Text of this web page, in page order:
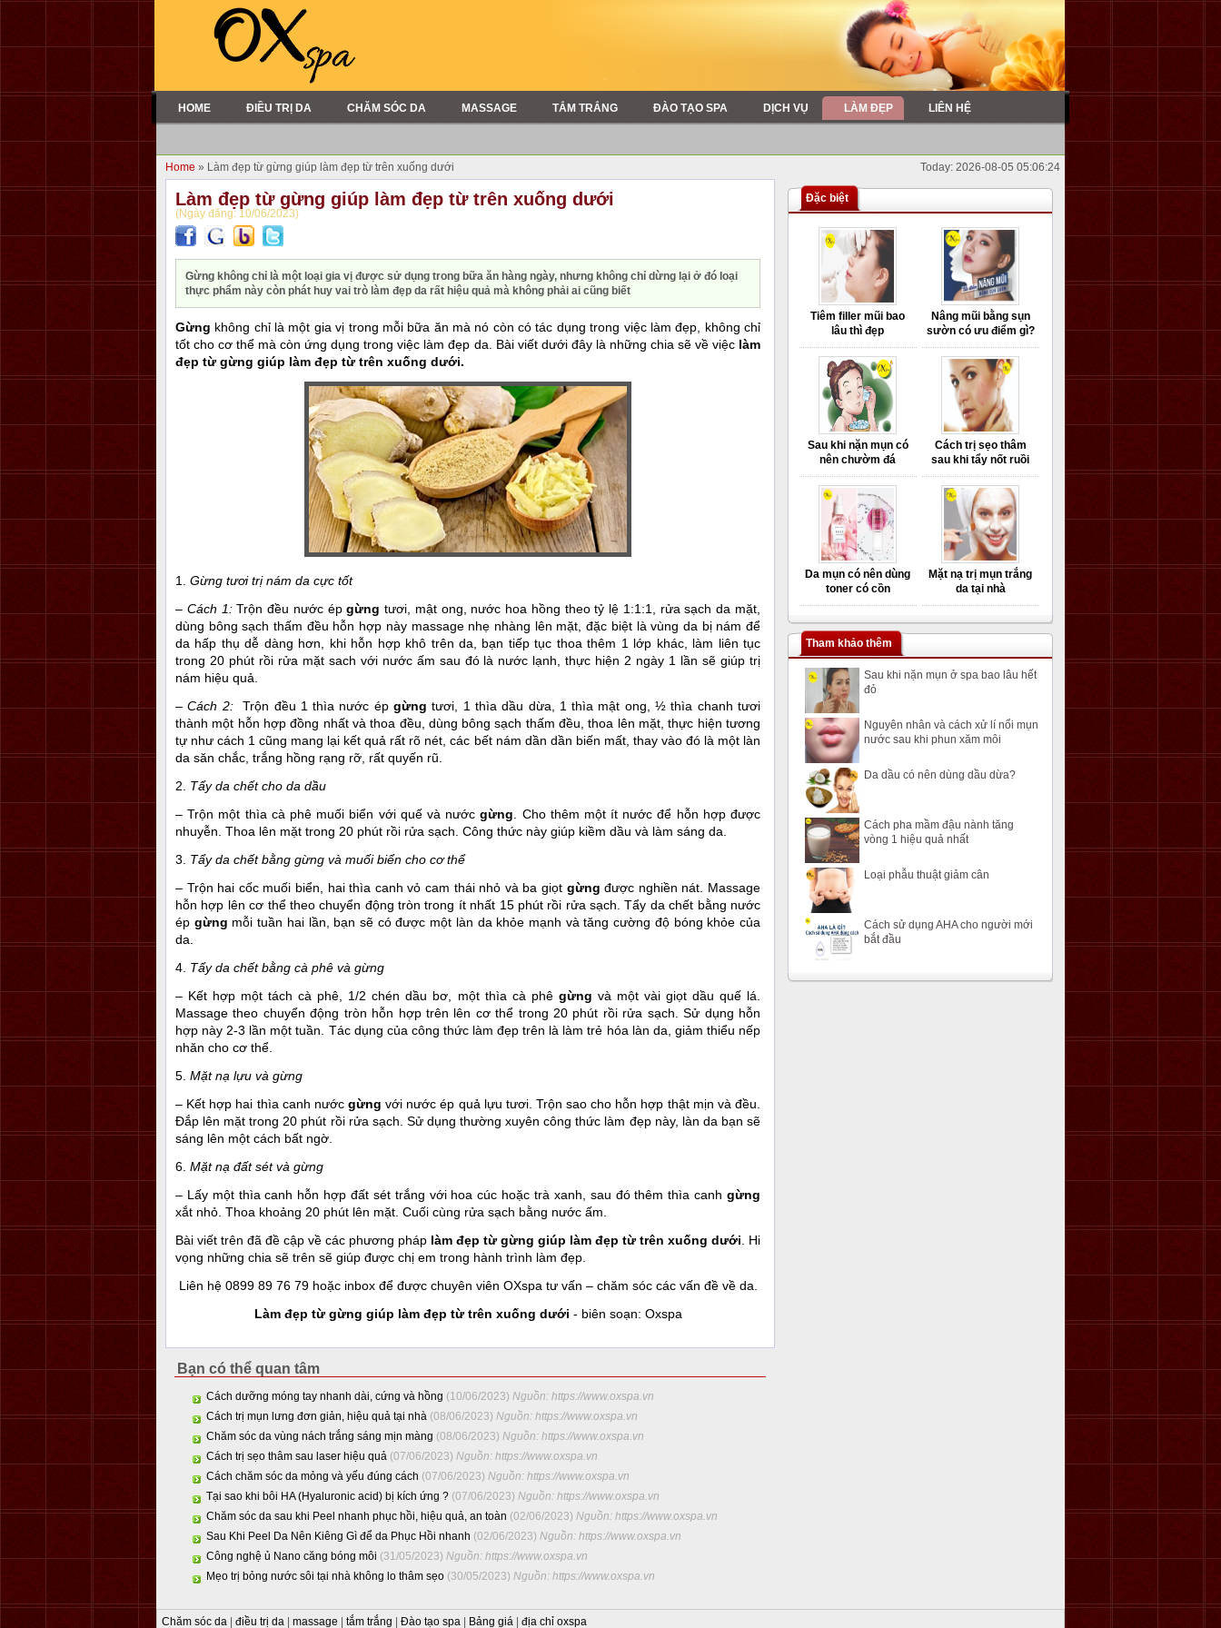
HOME ĐIỀU TRỊ DA CHĂM SÓC DA MASSAGE TẮM TRẮNG ĐÀO TẠO SPA DỊCH VỤ LÀM ĐẸP LIÊN HỆ
Home » Làm đẹp từ gừng giúp làm đẹp từ trên xuống dưới Today: 2026-08-05 05:06:24
Làm đẹp từ gừng giúp làm đẹp từ trên xuống dưới
(Ngày đăng: 10/06/2023)
Gừng không chỉ là một loại gia vị được sử dụng trong bữa ăn hàng ngày, nhưng không chỉ dừng lại ở đó loại
thực phẩm này còn phát huy vai trò làm đẹp da rất hiệu quả mà không phải ai cũng biết
Gừng không chỉ là một gia vị trong mỗi bữa ăn mà nó còn có tác dụng trong việc làm đẹp, không chỉ
tốt cho cơ thể mà còn ứng dụng trong việc làm đẹp da. Bài viết dưới đây là những chia sẽ về việc làm
đẹp từ gừng giúp làm đẹp từ trên xuống dưới.
1. Gừng tươi trị nám da cực tốt
– Cách 1:Trộn đều nước épgừng tươi, mật ong, nước hoa hồng theo tỷ lệ 1:1:1, rửa sạch da mặt,
dùng bông sạch thấm đều hỗn hợp này massage nhẹ nhàng lên mặt, đặc biệt là vùng da bị nám để
da hấp thụ dễ dàng hơn, khi hỗn hợp khô trên da, bạn tiếp tục thoa thêm 1 lớp khác, làm liên tục
trong 20 phút rồi rửa mặt sach với nước ấm sau đó là nước lạnh, thực hiện 2 ngày 1 lần sẽ giúp trị
nám hiệu quả.
– Cách 2:Trộn đều 1 thìa nước épgừngtươi, 1 thìa dầu dừa, 1 thìa mật ong, ½ thìa chanh tươi
thành một hỗn hợp đồng nhất và thoa đều, dùng bông sạch thấm đều, thoa lên mặt, thực hiện tương
tự như cách 1 cũng mang lại kết quả rất rõ nét, các bết nám dần dần biến mất, thay vào đó là một làn
da săn chắc, trắng hồng rạng rỡ, rất quyến rũ.
2. Tẩy da chết cho da dầu
–Trộn một thìa cà phê muối biển với quế và nướcgừng . Cho thêm một ít nước để hỗn hợp được
nhuyễn. Thoa lên mặt trong 20 phút rồi rửa sạch. Công thức này giúp kiềm dầu và làm sáng da.
3. Tẩy da chết bằng gừng và muối biển cho cơ thể
– Trộn hai cốc muối biển, hai thìa canh vỏ cam thái nhỏ và ba giọt gừng được nghiền nát. Massage
hỗn hợp lên cơ thể theo chuyển động tròn trong ít nhất 15 phút rồi rửa sạch. Tẩy da chết bằng nước
ép gừng mỗi tuần hai lần, bạn sẽ có được một làn da khỏe mạnh và tăng cường độ bóng khỏe của
da.
4. Tẩy da chết bằng cà phê và gừng
– Kết hợp một tách cà phê, 1/2 chén dầu bơ, một thìa cà phê gừng và một vài giọt dầu quế lá.
Massage theo chuyển động tròn hỗn hợp trên lên cơ thể trong 20 phút rồi rửa sạch. Sử dụng hỗn
hợp này 2-3 lần một tuần. Tác dụng của công thức làm đẹp trên là làm trẻ hóa làn da, giảm thiểu nếp
nhăn cho cơ thể.
5. Mặt nạ lựu và gừng
– Kết hợp hai thìa canh nước gừng với nước ép quả lựu tươi. Trộn sao cho hỗn hợp thật mịn và đều.
Đắp lên mặt trong 20 phút rồi rửa sạch. Sử dụng thường xuyên công thức làm đẹp này, làn da bạn sẽ
sáng lên một cách bất ngờ.
6. Mặt nạ đất sét và gừng
– Lấy một thìa canh hỗn hợp đất sét trắng với hoa cúc hoặc trà xanh, sau đó thêm thìa canhgừng
xắt nhỏ. Thoa khoảng 20 phút lên mặt. Cuối cùng rửa sạch bằng nước ấm.
Bài viết trên đã đề cập về các phương pháp làm đẹp từ gừng giúp làm đẹp từ trên xuống dưới . Hi
vọng những chia sẽ trên sẽ giúp được chị em trong hành trình làm đẹp.
Liên hệ 0899 89 76 79 hoặc inbox để được chuyên viên OXspa tư vấn – chăm sóc các vấn đề về da.
Làm đẹp từ gừng giúp làm đẹp từ trên xuống dưới - biên soạn: Oxspa
Bạn có thể quan tâm
Cách dưỡng móng tay nhanh dài, cứng và hồng (10/06/2023) Nguồn: https://www.oxspa.vn
Cách trị mụn lưng đơn giản, hiệu quả tại nhà (08/06/2023) Nguồn: https://www.oxspa.vn
Chăm sóc da vùng nách trắng sáng mịn màng (08/06/2023) Nguồn: https://www.oxspa.vn
Cách trị sẹo thâm sau laser hiệu quả (07/06/2023) Nguồn: https://www.oxspa.vn
Cách chăm sóc da mỏng và yếu đúng cách (07/06/2023) Nguồn: https://www.oxspa.vn
Tại sao khi bôi HA (Hyaluronic acid) bị kích ứng ? (07/06/2023) Nguồn: https://www.oxspa.vn
Chăm sóc da sau khi Peel nhanh phục hồi, hiệu quả, an toàn (02/06/2023) Nguồn: https://www.oxspa.vn
Sau Khi Peel Da Nên Kiêng Gì để da Phục Hồi nhanh (02/06/2023) Nguồn: https://www.oxspa.vn
Công nghệ ủ Nano căng bóng môi (31/05/2023) Nguồn: https://www.oxspa.vn
Mẹo trị bỏng nước sôi tại nhà không lo thâm sẹo (30/05/2023) Nguồn: https://www.oxspa.vn
Đặc biệt
Tiêm filler mũi bao
lâu thì đẹp
Nâng mũi bằng sụn
sườn có ưu điểm gì?
Sau khi nặn mụn có
nên chườm đá
Cách trị sẹo thâm
sau khi tẩy nốt ruồi
Da mụn có nên dùng
toner có cồn
Mặt nạ trị mụn trắng
da tại nhà
Tham khảo thêm
Sau khi nặn mụn ở spa bao lâu hết
đỏ
Nguyên nhân và cách xử lí nổi mụn
nước sau khi phun xăm môi
Da dầu có nên dùng dầu dừa?
Cách pha mầm đậu nành tăng
vòng 1 hiệu quả nhất
Loại phẫu thuật giảm cân
Cách sử dụng AHA cho người mới
bắt đầu
Chăm sóc da điều trị da massage tắm trắng Đào tạo spa Bảng giá địa chỉ oxspa